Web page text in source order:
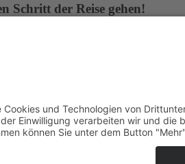
Schritt der Reise gehen!
kennenzulernen. Lassen Sie uns